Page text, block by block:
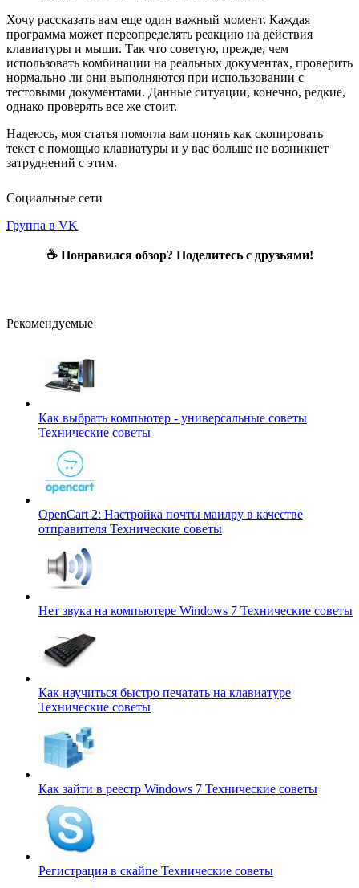
Хочу рассказать вам еще один важный момент. Каждая
программа может переопределять реакцию на действия
клавиатуры и мыши. Так что советую, прежде, чем
использовать комбинации на реальных документах, проверить
нормально ли они выполняются при использовании с
тестовыми документами. Данные ситуации, конечно, редкие,
однако проверять все же стоит.
Надеюсь, моя статья помогла вам понять как скопировать
текст с помощью клавиатуры и у вас больше не возникнет
затруднений с этим.
Социальные сети
Группа в VK
☕ Понравился обзор? Поделитесь с друзьями!
Рекомендуемые
Как выбрать компьютер - универсальные советы
Технические советы
OpenCart 2: Настройка почты маилру в качестве
отправителя Технические советы
Нет звука на компьютере Windows 7 Технические советы
Как научиться быстро печатать на клавиатуре
Технические советы
Как зайти в реестр Windows 7 Технические советы
Регистрация в скайпе Технические советы